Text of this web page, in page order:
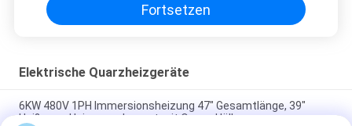
Fortsetzen
Elektrische Quarzheizgeräte
6KW 480V 1PH Immersionsheizung 47" Gesamtlänge, 39"
Heißzone Heizungselement mit Quarz-Hülle